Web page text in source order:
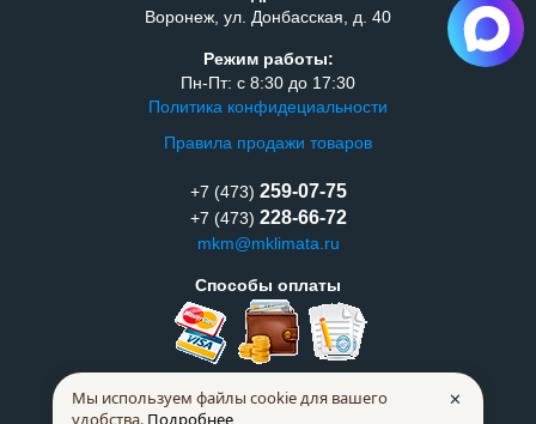
Воронеж, ул. Донбасская, д. 40
Режим работы:
Пн-Пт: с 8:30 до 17:30
Политика конфидециальности
Правила продажи товаров
+7 (473) 259-07-75
+7 (473) 228-66-72
mkm@mklimata.ru
Способы оплаты
Мы используем файлы cookie для вашего
удобства. Подробнее
✕